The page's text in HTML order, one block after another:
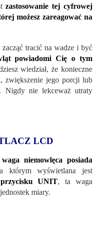
zastosowanie tej cyfrowej
możesz zareagować na
tracić na wadze i być
powiadomi Cię o tym
wiedział, że konieczne
zwiększenie jego porcji lub
Nigdy nie lekceważ utraty
LCD
waga niemowlęca posiada
którym wyświetlana jest
przycisku UNIT, ta waga
miary.